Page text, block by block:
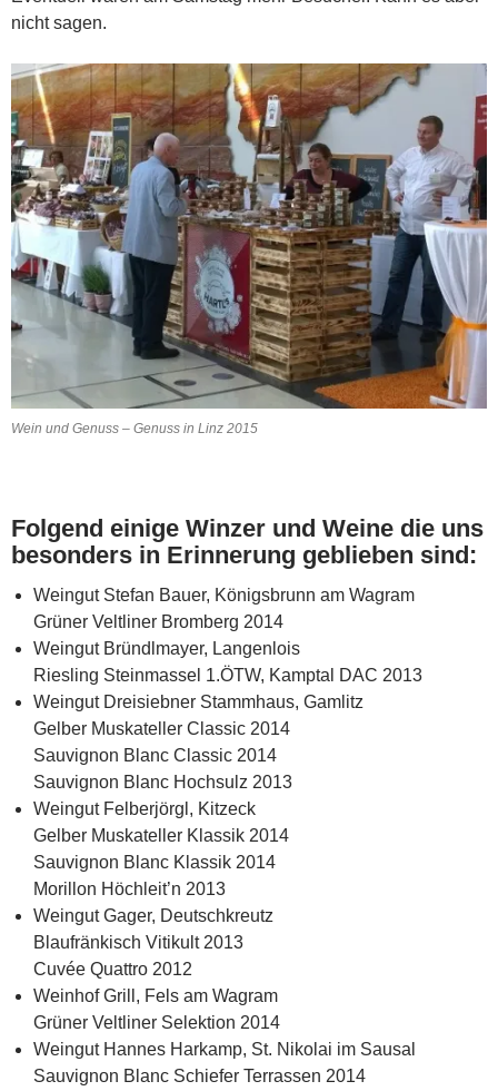
nicht sagen.
Wein und Genuss – Genuss in Linz 2015
Folgend einige Winzer und Weine die uns
besonders in Erinnerung geblieben sind:
Weingut Stefan Bauer, Königsbrunn am Wagram
Grüner Veltliner Bromberg 2014
Weingut Bründlmayer, Langenlois
Riesling Steinmassel 1.ÖTW, Kamptal DAC 2013
Weingut Dreisiebner Stammhaus, Gamlitz
Gelber Muskateller Classic 2014
Sauvignon Blanc Classic 2014
Sauvignon Blanc Hochsulz 2013
Weingut Felberjörgl, Kitzeck
Gelber Muskateller Klassik 2014
Sauvignon Blanc Klassik 2014
Morillon Höchleit’n 2013
Weingut Gager, Deutschkreutz
Blaufränkisch Vitikult 2013
Cuvée Quattro 2012
Weinhof Grill, Fels am Wagram
Grüner Veltliner Selektion 2014
Weingut Hannes Harkamp, St. Nikolai im Sausal
Sauvignon Blanc Schiefer Terrassen 2014